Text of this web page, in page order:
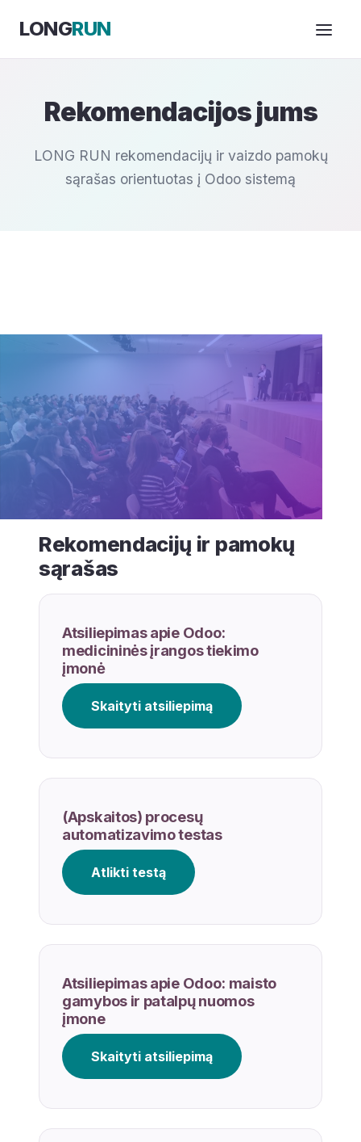
LONGRUN
Rekomendacijos jums
LONG RUN rekomendacijų ir vaizdo pamokų
sąrašas orientuotas į Odoo sistemą
Rekomendacijų ir pamokų
sąrašas
Atsiliepimas apie Odoo:
medicininės įrangos tiekimo
įmonė
Skaityti atsiliepimą
(Apskaitos) procesų
automatizavimo testas
Atlikti testą
Atsiliepimas apie Odoo: maisto
gamybos ir patalpų nuomos
įmone
Skaityti atsiliepimą